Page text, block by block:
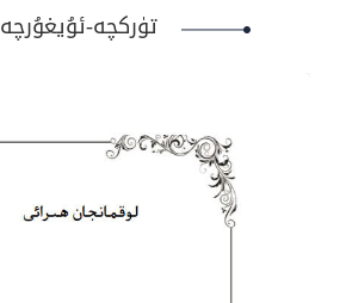
تۈركچە-ئۇيغۇرچە